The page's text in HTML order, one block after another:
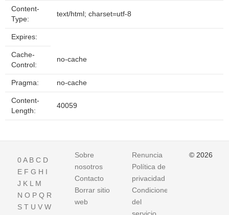
Content-
Type:
text/html; charset=utf-8
Expires:
Cache-
Control:
no-cache
Pragma: no-cache
Content-
Length:
40059
0A B C D
E F G H I
J K L M
N O P Q R
S T U V W
Sobre
nosotros
Contacto
Borrar sitio
web
Renuncia
Política de
privacidad
Condiciones
del
© 2026